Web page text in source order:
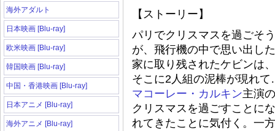
海外アダルト
日本映画 [Blu-ray]
欧米映画 [Blu-ray]
韓国映画 [Blu-ray]
中国・香港映画 [Blu-ray]
日本アニメ [Blu-ray]
海外アニメ [Blu-ray]
【ストーリー】
パリでクリスマスを過ごそ
が、飛行機の中で思い出し
家に取り残されたケビンは
そこに2人組の泥棒が現れ
マコーレー・カルキン主演
クリスマスを過ごすことに
れてきたことに気付く。一